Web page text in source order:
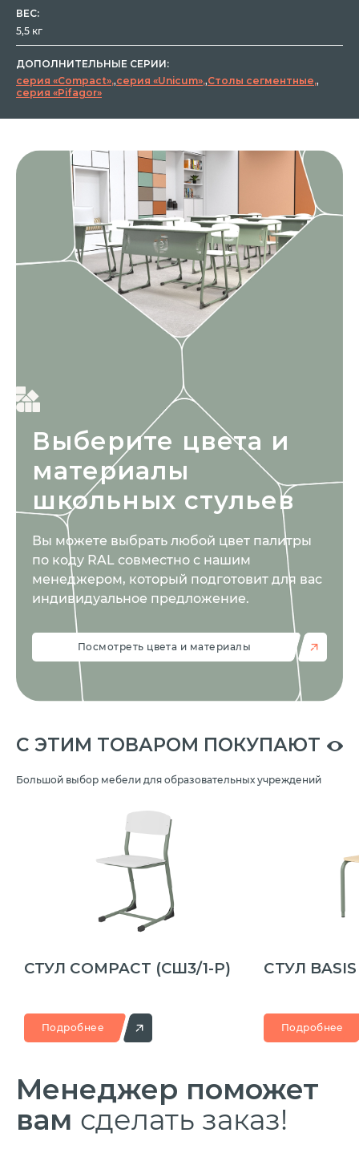
ВЕС:
5,5 кг
ДОПОЛНИТЕЛЬНЫЕ СЕРИИ:
серия «Compact» ,серия «Unicum» ,Столы сегментные ,
серия «Pifagor»
Выберите цвета и
материалы
школьных стульев
Вы можете выбрать любой цвет палитры
по коду RAL совместно с нашим
менеджером, который подготовит для вас
индивидуальное предложение.
Посмотреть цвета и материалы
C ЭТИМ ТОВАРОМ ПОКУПАЮТ
Большой выбор мебели для образовательных учреждений
СТУЛ COMPACT (СШ3/1-Р)
Подробнее
CТУЛ
Подробнее
Менеджер поможет
вам сделать заказ!